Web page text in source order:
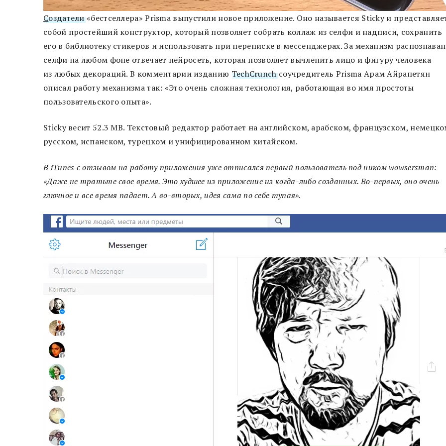
Создатели«бестселлера» Prisma выпустили новое приложение. Оно называется Sticky и
собой простейший конструктор, который позволяет собрать коллаж из селфи и надписи, сохранить
его в библиотеку стикеров и использовать при переписке в мессенджерах. За механизм
селфи на любом фоне отвечает нейросеть, которая позволяет вычленить лицо и фигуру человека
из любых декораций. В комментарии изданию TechCrunchсоучредитель Prismа Арам Айрапетян
описал работу механизма так: «Это очень сложная технология, работающая во имя простоты
пользовательского опыта».
Sticky весит 52.3 MB. Текстовый редактор работает на английском, арабском, французском,
русском, испанском, турецком и унифицированном китайском.
В iTunes c отзывом на работу приложения уже отписался первый пользователь под ником wowsersman:
«Даже не тратьте свое время. Это худшее из приложение из когда-либо созданных. Во-первых, оно очень
глючное и все время падает. А во-вторых, идея сама по себе тупая».